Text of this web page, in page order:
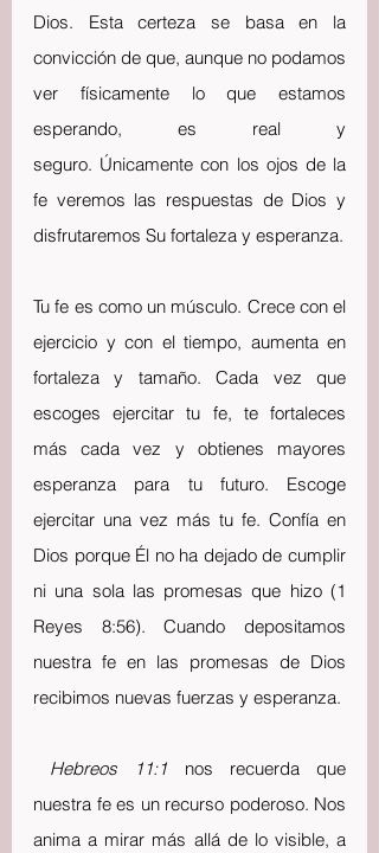
Dios. Esta certeza se basa en la
convicción de que, aunque no podamos
ver físicamente lo que estamos
esperando, es real y
seguro. Únicamente con los ojos de la
fe veremos las respuestas de Dios y
disfrutaremos Su fortaleza y esperanza.
Tu fe es como un músculo. Crece con el
ejercicio y con el tiempo, aumenta en
fortaleza y tamaño. Cada vez que
escoges ejercitar tu fe, te fortaleces
más cada vez y obtienes mayores
esperanza para tu futuro. Escoge
ejercitar una vez más tu fe. Confía en
Dios porque Él no ha dejado de cumplir
ni una sola las promesas que hizo (1
Reyes 8:56). Cuando depositamos
nuestra fe en las promesas de Dios
recibimos nuevas fuerzas y esperanza.
Hebreos 11:1 nos recuerda que
nuestra fe es un recurso poderoso. Nos
anima a mirar más allá de lo visible, a